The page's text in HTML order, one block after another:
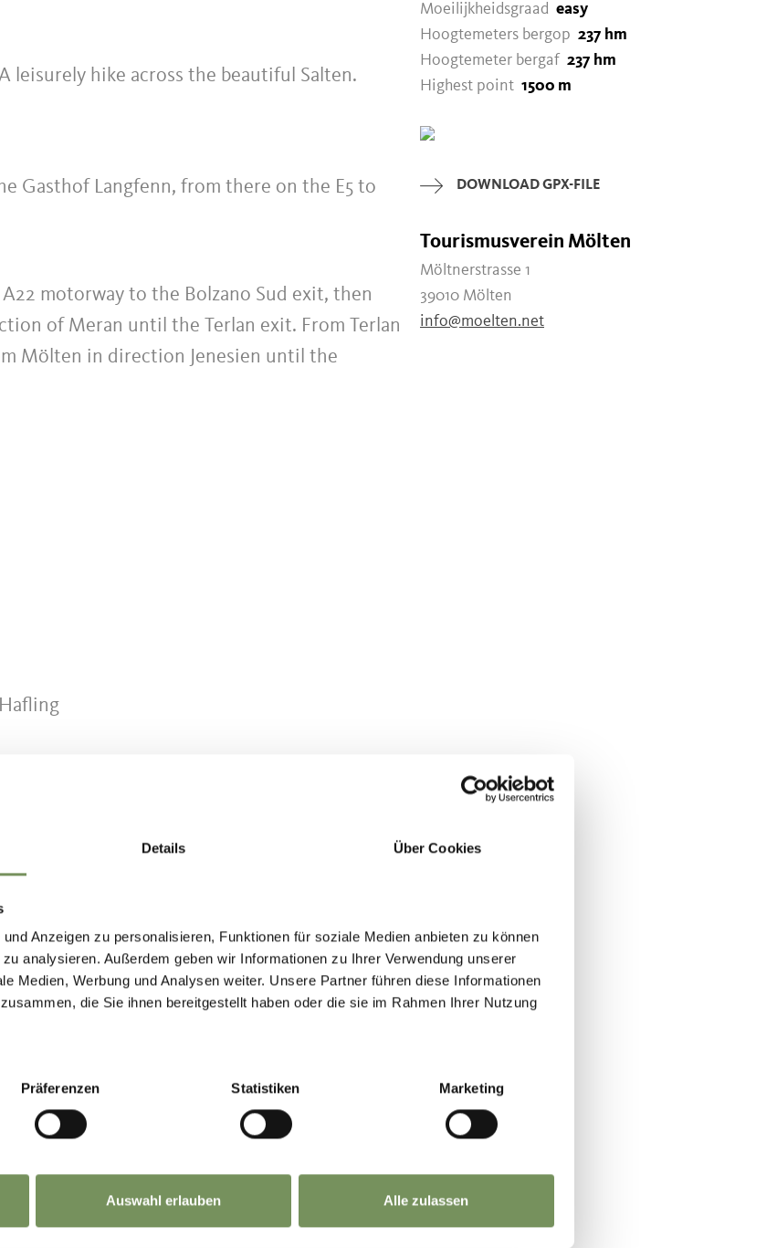
Details Über Cookies
Anzeigen zu personalisieren, Funktionen für soziale Medien anbieten zu können
analysieren. Außerdem geben wir Informationen zu Ihrer Verwendung unserer
Medien, Werbung und Analysen weiter. Unsere Partner führen diese Informationen
die Sie ihnen bereitgestellt haben oder die sie im Rahmen Ihrer Nutzung
Präferenzen Statistiken Marketing
Auswahl erlauben Alle zulassen
leisurely hike across the beautiful Salten.
Gasthof Langfenn, from there on the E5 to
motorway to the Bolzano Sud exit, then
of Meran until the Terlan exit. From Terlan
Mölten in direction Jenesien until the
Moeilijkheidsgraad easy
Hoogtemeters bergop 237 hm
Hoogtemeter bergaf 237 hm
Highest point 1500 m
DOWNLOAD GPX-FILE
Tourismusverein Mölten
Möltnerstrasse 1
39010 Mölten
info@moelten.net
NUTTIG VOOR U?